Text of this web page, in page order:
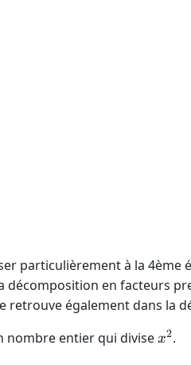
particulièrement à la
décomposition en facteurs
retrouve également dans la
nombre entier qui divisex^2
x2.